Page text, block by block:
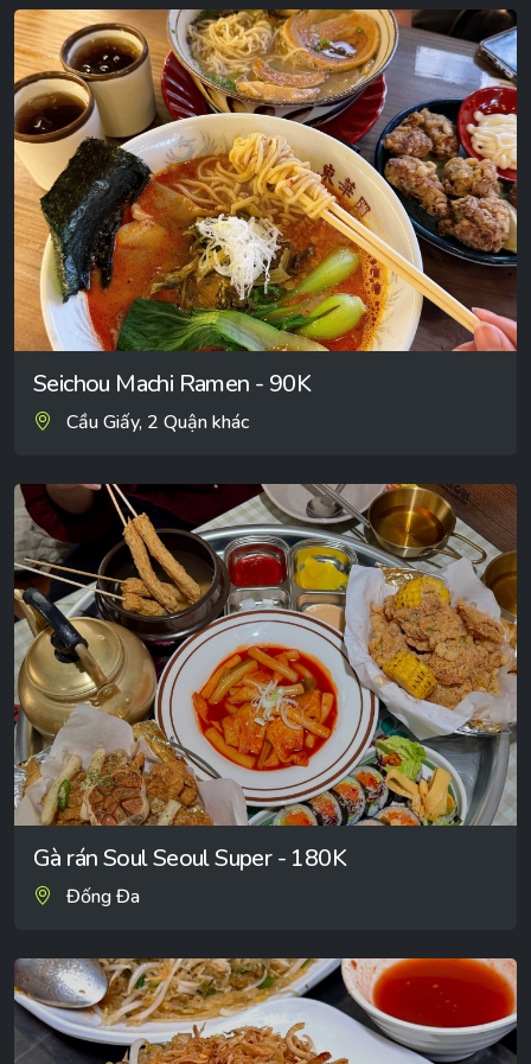
Seichou Machi Ramen - 90K
Cầu Giấy, 2 Quận khác
Gà rán Soul Seoul Super - 180K
Đống Đa